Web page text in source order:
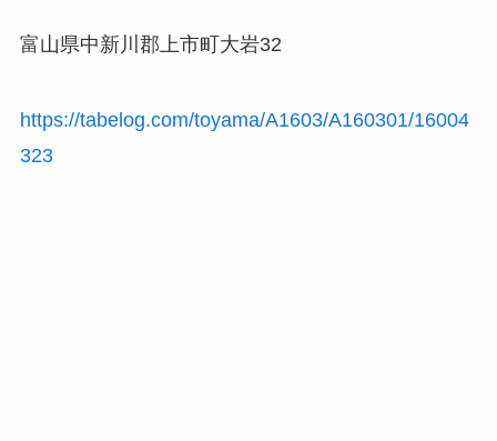
富山県中新川郡上市町大岩32
https://tabelog.com/toyama/A1603/A160301/16004
323